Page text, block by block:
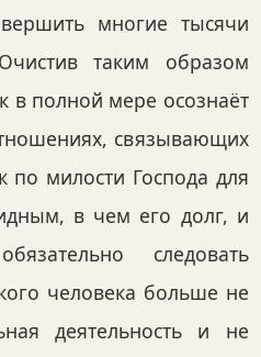
многие тысячи
таким образом
в полной мере осознаёт
связывающих
милости Господа для
в чем его долг, и
следовать
человека больше не
деятельность и не